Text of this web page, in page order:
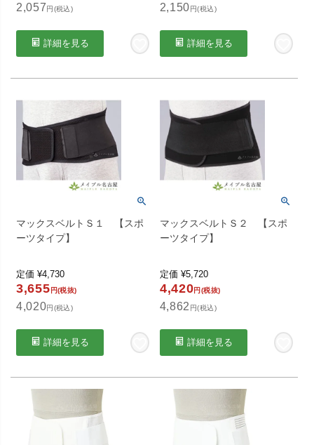
2,057円(税込)
詳細を見る
2,150円(税込)
詳細を見る
マックスベルトＳ１ 【スポ
ーツタイプ】
定価 ¥4,730
3,655 円(税抜)
4,020円(税込)
詳細を見る
マックスベルトＳ２ 【スポ
ーツタイプ】
定価 ¥5,720
4,420円(税抜)
4,862 円(税込)
詳細を見る